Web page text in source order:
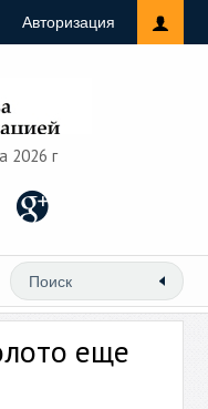
Авторизация
2026 г
еще